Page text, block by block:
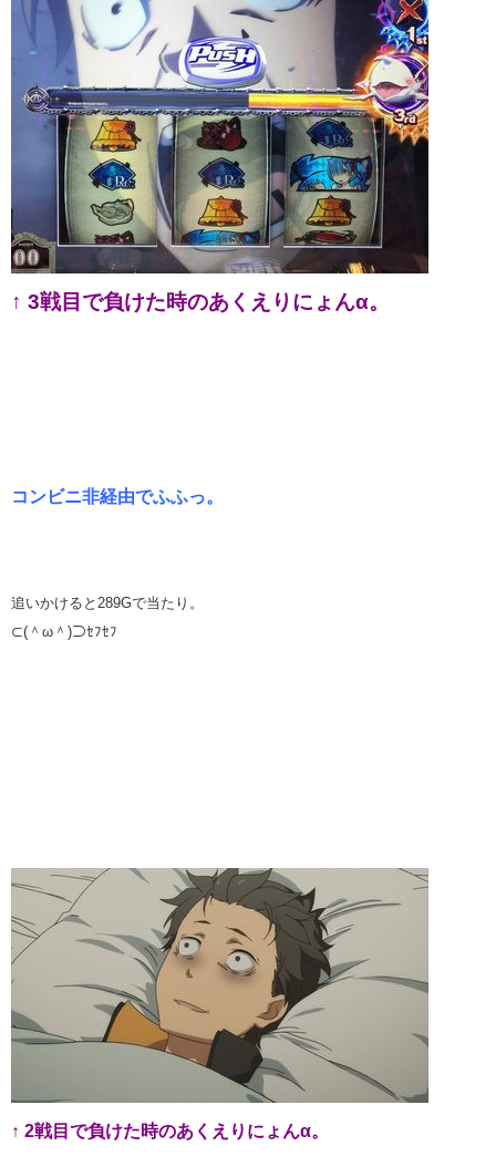
↑ 3戦目で負けた時のあくえりにょんα。
コンビニ非経由でふふっ。
追いかけると289Gで当たり。
⊂(＾ω＾)⊃ｾﾌｾﾌ
↑ 2戦目で負けた時のあくえりにょんα。